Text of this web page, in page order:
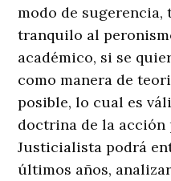
modo de sugerencia,
tranquilo al
académico, si se
como manera de
posible, lo cual es
doctrina de la
Justicialista podrá
últimos años,